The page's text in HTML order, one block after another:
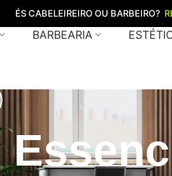
ÉS CABELEIREIRO OU BARBEIRO?
BARBEARIA